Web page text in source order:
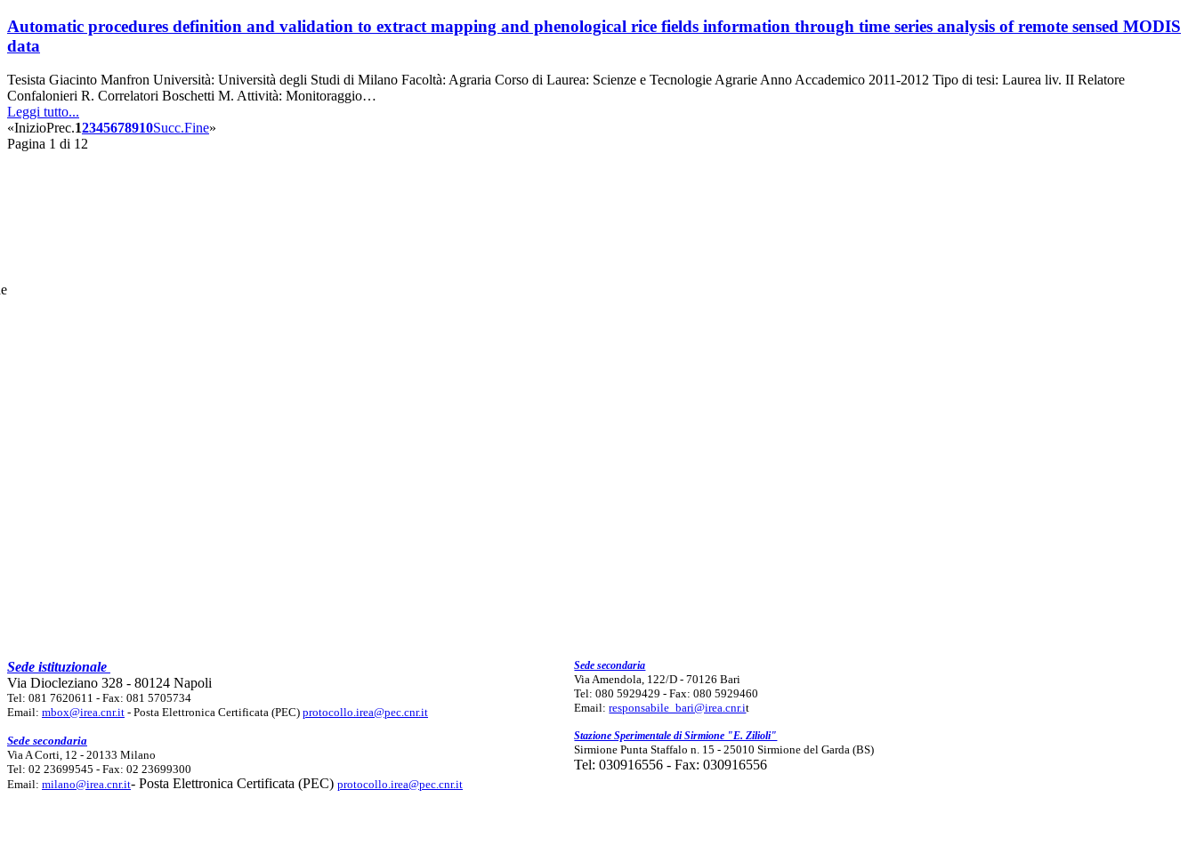
Automatic procedures definition and validation to extract mapping and phenological rice fields information through time series analysis of remote sensed MODIS
data
Tesista Giacinto Manfron Università: Università degli Studi di Milano Facoltà: Agraria Corso di Laurea: Scienze e Tecnologie Agrarie Anno Accademico 2011-2012 Tipo di tesi: Laurea liv. II Relatore
Confalonieri R. Correlatori Boschetti M. Attività: Monitoraggio…
Leggi tutto...
«InizioPrec.12345678910Succ.Fine»
Pagina 1 di 12
Sede istituzionale
Via Diocleziano 328 - 80124 Napoli
Tel: 081 7620611 - Fax: 081 5705734
Email: mbox@irea.cnr.it - Posta Elettronica Certificata (PEC) protocollo.irea@pec.cnr.it
Sede secondaria
Via A Corti, 12 - 20133 Milano
Tel: 02 23699545 - Fax: 02 23699300
Email: milano@irea.cnr.it- Posta Elettronica Certificata (PEC) protocollo.irea@pec.cnr.it
Sede secondaria
Via Amendola, 122/D - 70126 Bari
Tel: 080 5929429 - Fax: 080 5929460
Email:responsabile_bari@irea.cnr.it
Stazione Sperimentale di Sirmione "E. Zilioli"
Sirmione Punta Staffalo n. 15 - 25010 Sirmione del Garda (BS)
Tel: 030916556 - Fax: 030916556